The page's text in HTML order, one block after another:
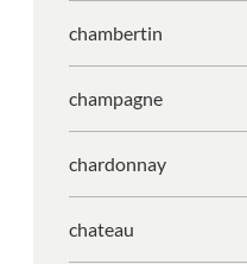
chambertin
champagne
chardonnay
chateau